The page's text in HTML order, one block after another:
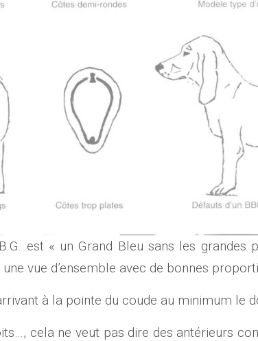
est « un Grand Bleu sans les
vue d’ensemble avec de bonnes
à la pointe du coude au minimum le
cela ne veut pas dire des antérieurs